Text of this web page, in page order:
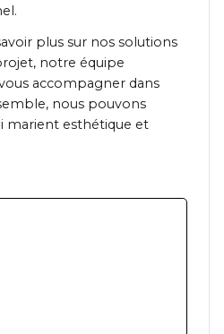
plus sur nos solutions
notre équipe
accompagner dans
nous pouvons
marient esthétique et